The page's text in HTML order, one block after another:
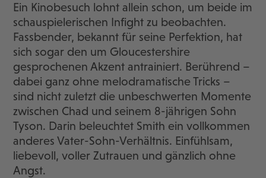
Ein Kinobesuch lohnt allein schon, um beide im
schauspielerischen Infight zu beobachten.
Fassbender, bekannt für seine Perfektion, hat
sich sogar den um Gloucestershire
gesprochenen Akzent antrainiert. Berührend –
dabei ganz ohne melodramatische Tricks –
sind nicht zuletzt die unbeschwerten Momente
zwischen Chad und seinem 8-jährigen Sohn
Tyson. Darin beleuchtet Smith ein vollkommen
anderes Vater-Sohn-Verhältnis. Einfühlsam,
liebevoll, voller Zutrauen und gänzlich ohne
Angst.